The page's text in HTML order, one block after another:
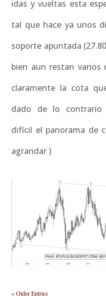
idas y vueltas esta
tal que hace ya unos
soporte apuntada
bien aun restan varios
claramente la cota
dado de lo contrario
difícil el panorama de
agrandar )
« Older Entries